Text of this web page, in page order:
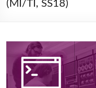
(MI/TI, SS18)